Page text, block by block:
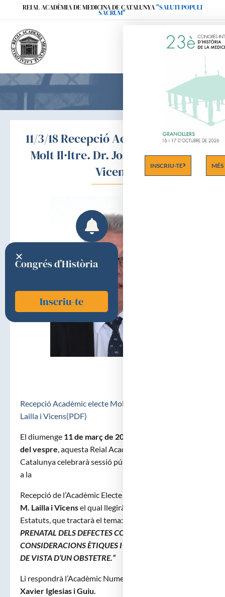
REIAL ACADÈMIA DE MEDICINA DE CATALUNYA"SALUTI POPULI
SACRUM"
11/3/18 Recepció Acadèmic electe
Molt Il·ltre. Dr. Josep Mª Lailla i
Vicens
Recepció Acadèmic electe Molt Il·ltre. Dr. Josep Mª
Lailla i Vicens(PDF)
El diumenge 11 de març de 2018
del vespre, aquesta Reial Acadèmia de Medicina de
Catalunya celebrarà sessió pública extraordinària per
a la
Recepció de l’Acadèmic Electe Molt Il·ltre.
M. Lailla i Vicensel qual llegirà el discurs prescrit pels
Estatuts, que tractarà el tema:
PRENATAL DELS DEFECTES CONGÈNITS.
CONSIDERACIONS ÈTIQUES I LEGALS DES DEL PUNT
DE VISTA D’UN OBSTETRE.”
Li respondrà l’Acadèmic Numerari Molt Il·ltre.
Xavier Iglesias i Guiu.
Congrés d’Història
Inscriu-te
INSCRIU-TE